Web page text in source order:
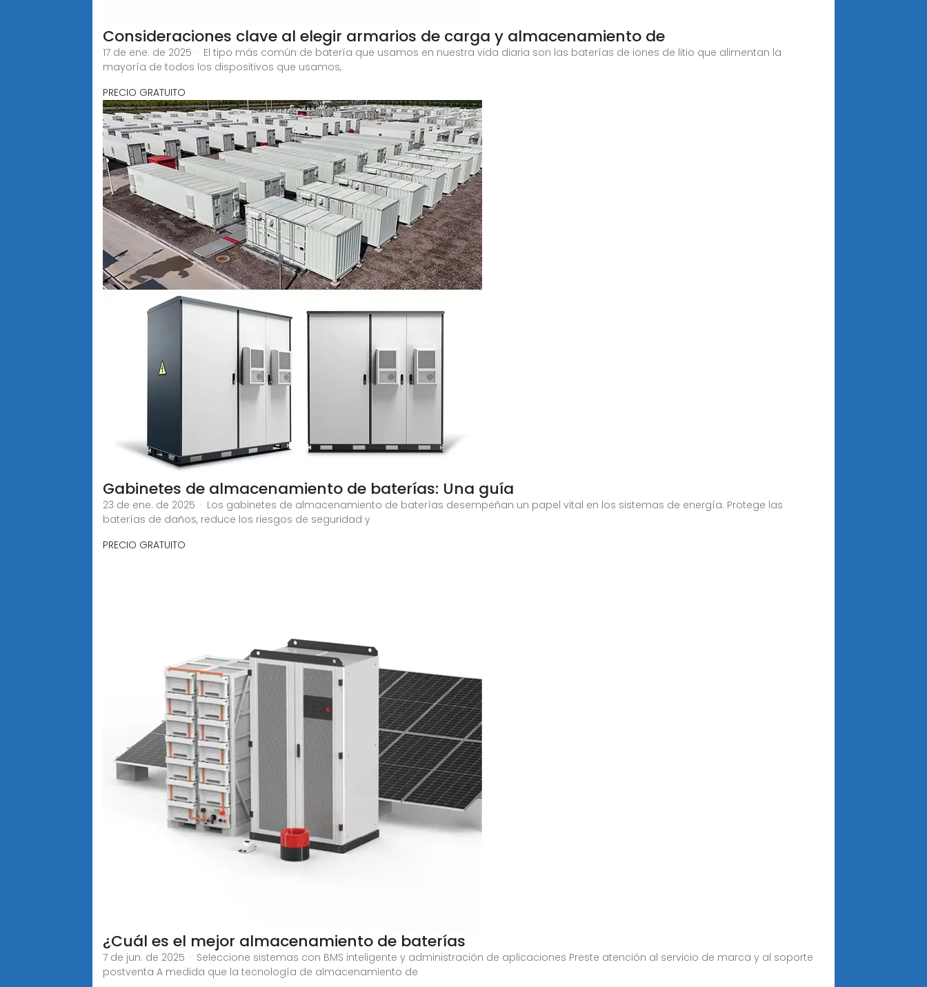
Consideraciones clave al elegir armarios de carga y almacenamiento de
17 de ene. de 2025 · El tipo más común de batería que usamos en nuestra vida diaria son las baterías de iones de litio que alimentan la
mayoría de todos los dispositivos que usamos,
PRECIO GRATUITO
Gabinetes de almacenamiento de baterías: Una guía
23 de ene. de 2025 · Los gabinetes de almacenamiento de baterías desempeñan un papel vital en los sistemas de energía. Protege las
baterías de daños, reduce los riesgos de seguridad y
PRECIO GRATUITO
¿Cuál es el mejor almacenamiento de baterías
7 de jun. de 2025 · Seleccione sistemas con BMS inteligente y administración de aplicaciones Preste atención al servicio de marca y al soporte
postventa A medida que la tecnología de almacenamiento de